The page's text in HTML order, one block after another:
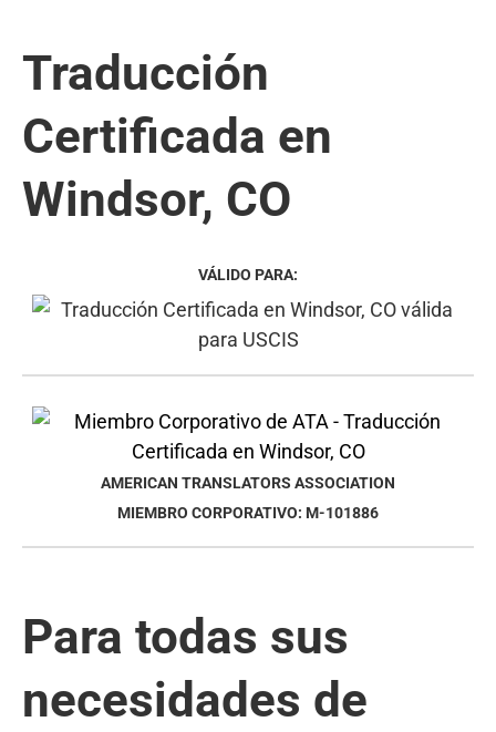
Traducción
Certificada en
Windsor, CO
VÁLIDO PARA:
AMERICAN TRANSLATORS ASSOCIATION
MIEMBRO CORPORATIVO: M-101886
Para todas sus
necesidades de